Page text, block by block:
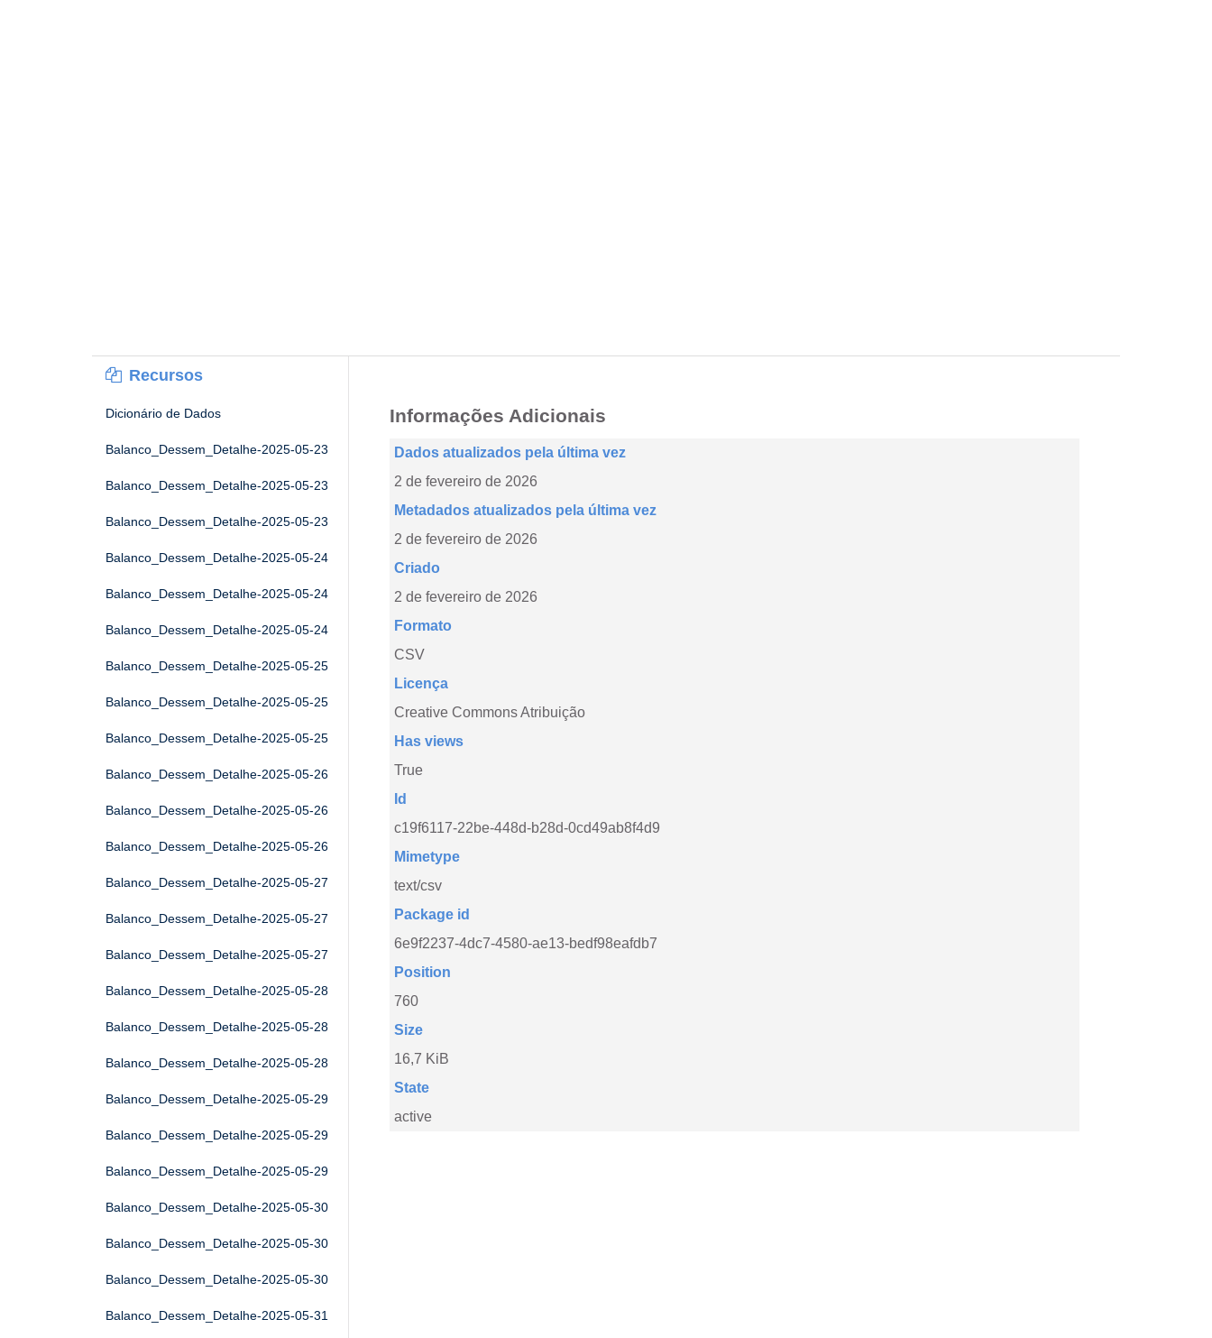
Recursos
Dicionário de Dados
Balanco_Dessem_Detalhe-2025-05-23
Balanco_Dessem_Detalhe-2025-05-23
Balanco_Dessem_Detalhe-2025-05-23
Balanco_Dessem_Detalhe-2025-05-24
Balanco_Dessem_Detalhe-2025-05-24
Balanco_Dessem_Detalhe-2025-05-24
Balanco_Dessem_Detalhe-2025-05-25
Balanco_Dessem_Detalhe-2025-05-25
Balanco_Dessem_Detalhe-2025-05-25
Balanco_Dessem_Detalhe-2025-05-26
Balanco_Dessem_Detalhe-2025-05-26
Balanco_Dessem_Detalhe-2025-05-26
Balanco_Dessem_Detalhe-2025-05-27
Balanco_Dessem_Detalhe-2025-05-27
Balanco_Dessem_Detalhe-2025-05-27
Balanco_Dessem_Detalhe-2025-05-28
Balanco_Dessem_Detalhe-2025-05-28
Balanco_Dessem_Detalhe-2025-05-28
Balanco_Dessem_Detalhe-2025-05-29
Balanco_Dessem_Detalhe-2025-05-29
Balanco_Dessem_Detalhe-2025-05-29
Balanco_Dessem_Detalhe-2025-05-30
Balanco_Dessem_Detalhe-2025-05-30
Balanco_Dessem_Detalhe-2025-05-30
Balanco_Dessem_Detalhe-2025-05-31
Informações Adicionais
Dados atualizados pela última vez
2 de fevereiro de 2026
Metadados atualizados pela última vez
2 de fevereiro de 2026
Criado
2 de fevereiro de 2026
Formato
CSV
Licença
Creative Commons Atribuição
Has views
True
Id
c19f6117-22be-448d-b28d-0cd49ab8f4d9
Mimetype
text/csv
Package id
6e9f2237-4dc7-4580-ae13-bedf98eafdb7
Position
760
Size
16,7 KiB
State
active